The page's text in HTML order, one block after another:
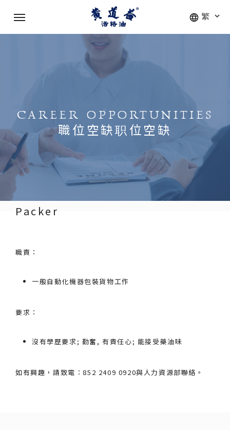
main
Menu
CAREER OPPORTUNITIES
職位空缺职位空缺
Packer
職責：
一般自動化機器包裝貨物工作
要求：
沒有學歷要求; 勤奮, 有責任心; 能接受藥油味
如有興趣，請致電：852 2409 0920與人力資源部聯絡。